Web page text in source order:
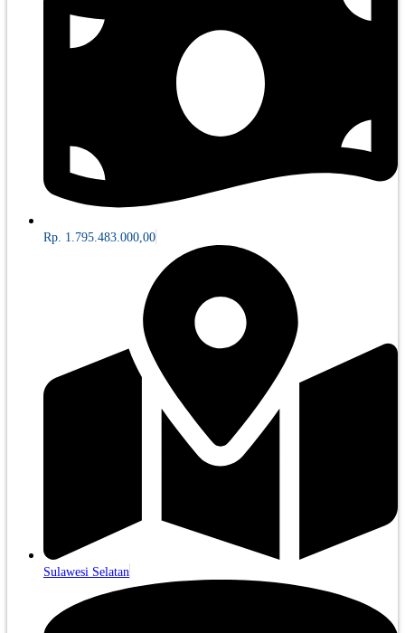
Rp. 1.795.483.000,00
Sulawesi Selatan